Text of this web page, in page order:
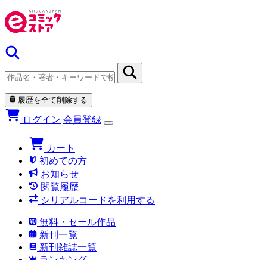
履歴を全て削除する
ログイン 会員登録
カート
初めての方
お知らせ
閲覧履歴
シリアルコードを利用する
無料・セール作品
新刊一覧
新刊雑誌一覧